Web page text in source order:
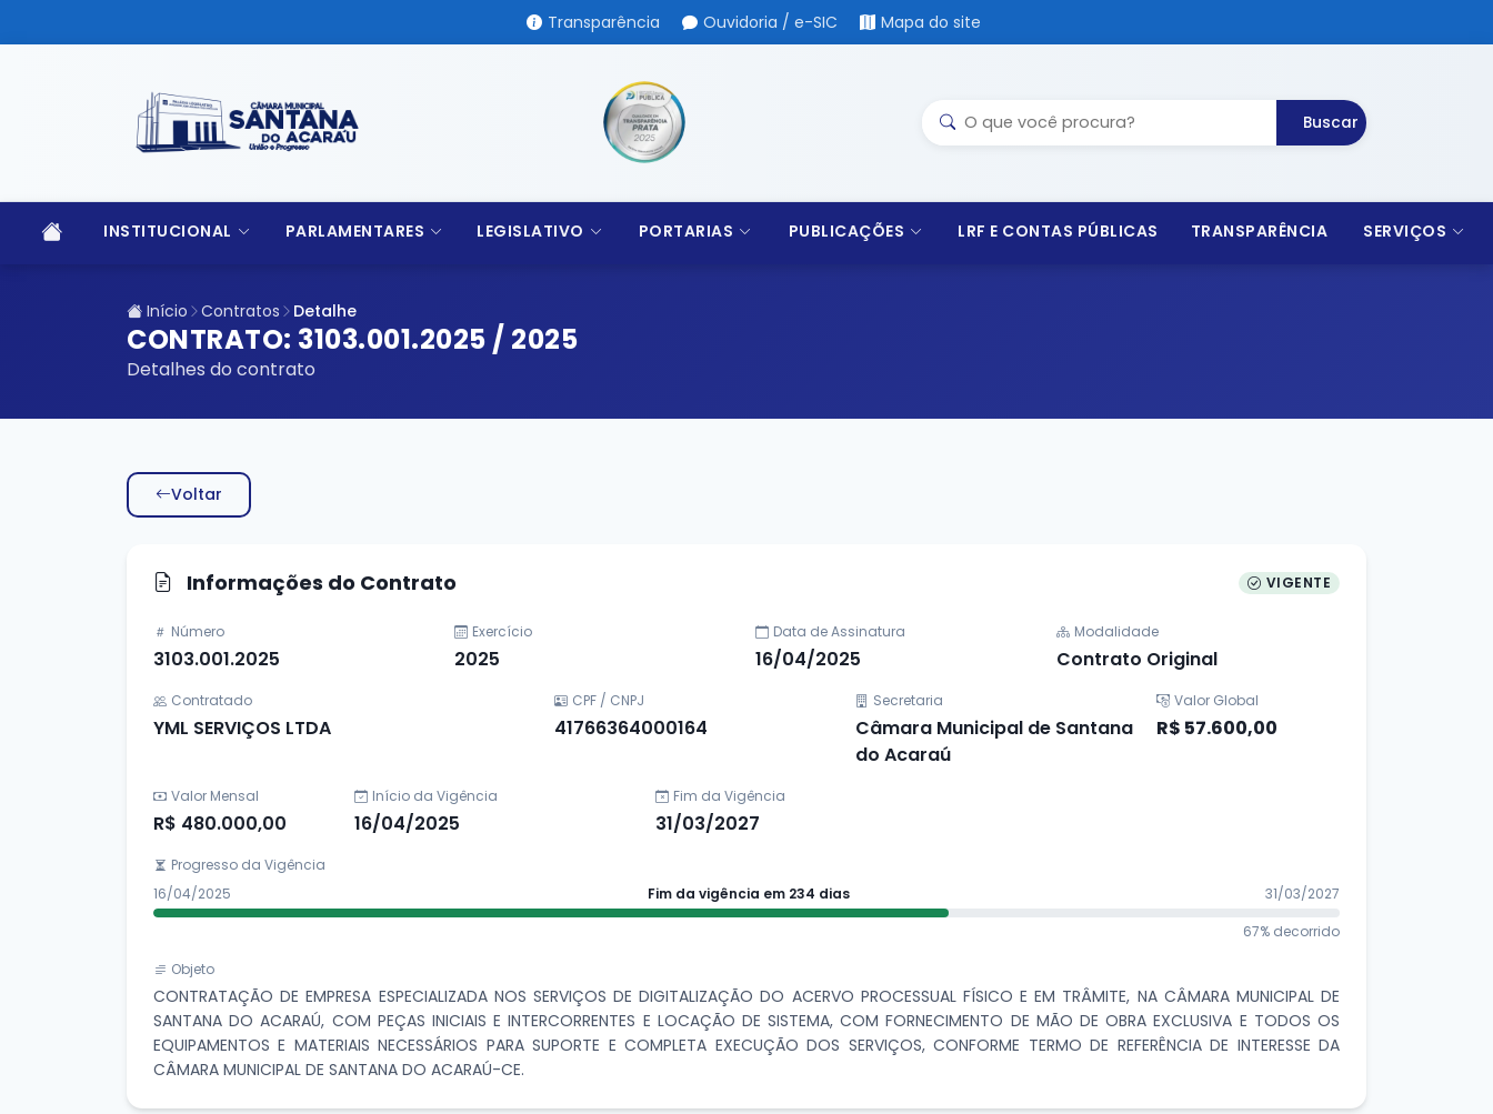
Transparência Ouvidoria / e-SIC Mapa do site
Buscar
INSTITUCIONAL PARLAMENTARES LEGISLATIVO PORTARIAS PUBLICAÇÕES LRF E CONTAS PÚBLICAS TRANSPARÊNCIA SERVIÇOS
Início Contratos Detalhe
CONTRATO: 3103.001.2025 / 2025
Detalhes do contrato
Voltar
Informações do Contrato VIGENTE
Número
3103.001.2025
Exercício
2025
Data de Assinatura
16/04/2025
Modalidade
Contrato Original
Contratado
YML SERVIÇOS LTDA
CPF / CNPJ
41766364000164
Secretaria
Câmara Municipal de Santana
do Acaraú
Valor Global
R$ 57.600,00
Valor Mensal
R$ 480.000,00
Início da Vigência
16/04/2025
Fim da Vigência
31/03/2027
Progresso da Vigência
16/04/2025
Fim da vigência em 234 dias
31/03/2027
67% decorrido
Objeto
CONTRATAÇÃO DE EMPRESA ESPECIALIZADA NOS SERVIÇOS DE DIGITALIZAÇÃO DO ACERVO PROCESSUAL FÍSICO E EM TRÂMITE, NA CÂMARA MUNICIPAL DE
SANTANA DO ACARAÚ, COM PEÇAS INICIAIS E INTERCORRENTES E LOCAÇÃO DE SISTEMA, COM FORNECIMENTO DE MÃO DE OBRA EXCLUSIVA E TODOS OS
EQUIPAMENTOS E MATERIAIS NECESSÁRIOS PARA SUPORTE E COMPLETA EXECUÇÃO DOS SERVIÇOS, CONFORME TERMO DE REFERÊNCIA DE INTERESSE DA
CÂMARA MUNICIPAL DE SANTANA DO ACARAÚ-CE.